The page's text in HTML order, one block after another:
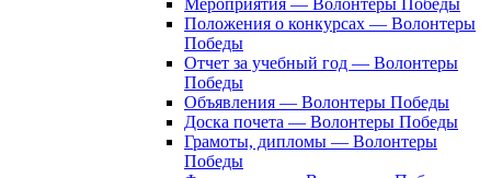
Положения о конкурсах — Волонтеры
Победы
Отчет за учебный год — Волонтеры
Победы
Объявления — Волонтеры Победы
Доска почета — Волонтеры Победы
Грамоты, дипломы — Волонтеры
Победы